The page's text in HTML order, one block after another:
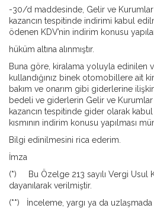
-30/d maddesinde, Gelir ve Kurumlar
kazancın tespitinde indirimi kabul
ödenen KDV’nin indirim konusu
hüküm altına alınmıştır.
Buna göre, kiralama yoluyla edinilen
kullandığınız binek otomobillere ait
bakım ve onarım gibi giderlerine
bedeli ve giderlerin Gelir ve Kurumlar
kazancın tespitinde gider olarak
kısmının indirim konusu yapılması
Bilgi edinilmesini rica ederim.
İmza
(*) Bu Özelge 213 sayılı Vergi Usul
dayanılarak verilmiştir.
(**) İnceleme, yargı ya da